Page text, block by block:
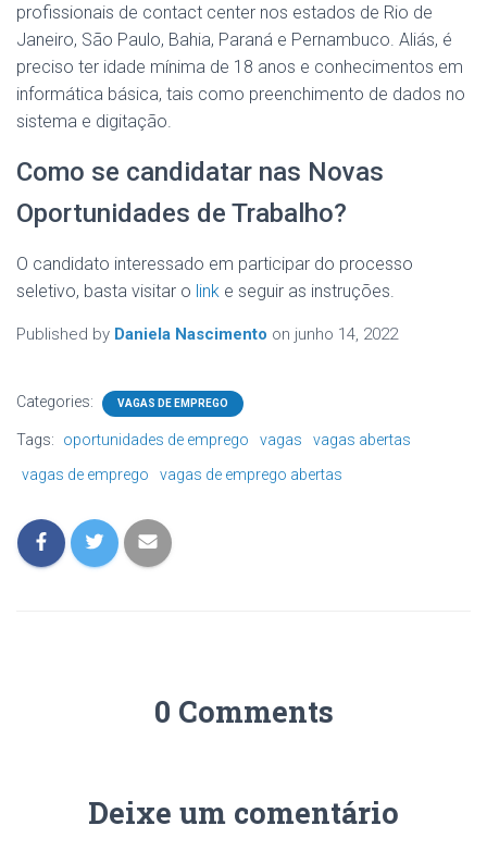
profissionais de contact center nos estados de Rio de
Janeiro, São Paulo, Bahia, Paraná e Pernambuco. Aliás, é
preciso ter idade mínima de 18 anos e conhecimentos em
informática básica, tais como preenchimento de dados no
sistema e digitação.
Como se candidatar nas Novas
Oportunidades de Trabalho?
O candidato interessado em participar do processo
seletivo, basta visitar o link e seguir as instruções.
Published by Daniela Nascimento on junho 14, 2022
Categories: VAGAS DE EMPREGO
Tags: oportunidades de emprego vagas
vagas abertas
vagas de emprego
vagas de emprego abertas
0 Comments
Deixe um comentário